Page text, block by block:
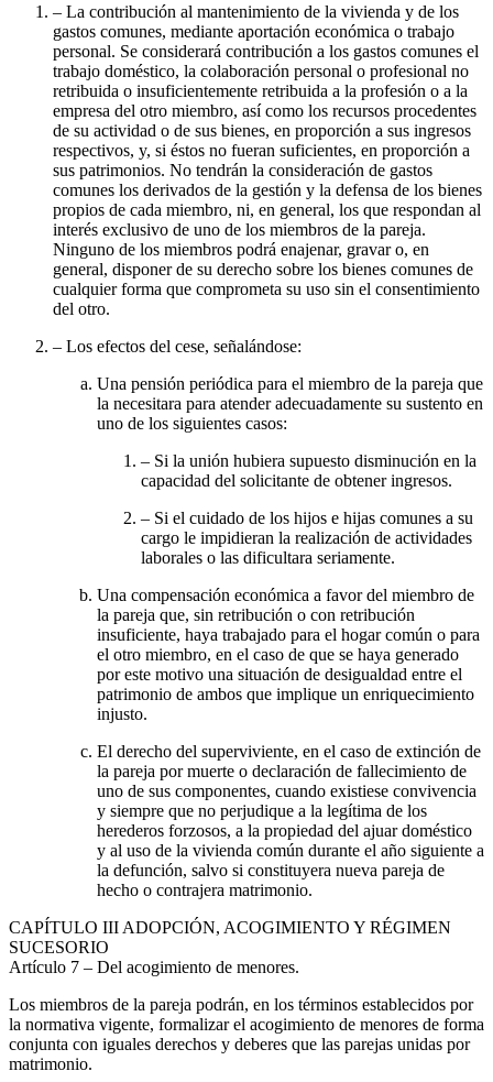
– La contribución al mantenimiento de la vivienda y de los
gastos comunes, mediante aportación económica o trabajo
personal. Se considerará contribución a los gastos comunes el
trabajo doméstico, la colaboración personal o profesional no
retribuida o insuficientemente retribuida a la profesión o a la
empresa del otro miembro, así como los recursos procedentes
de su actividad o de sus bienes, en proporción a sus ingresos
respectivos, y, si éstos no fueran suficientes, en proporción a
sus patrimonios. No tendrán la consideración de gastos
comunes los derivados de la gestión y la defensa de los bienes
propios de cada miembro, ni, en general, los que respondan al
interés exclusivo de uno de los miembros de la pareja.
Ninguno de los miembros podrá enajenar, gravar o, en
general, disponer de su derecho sobre los bienes comunes de
cualquier forma que comprometa su uso sin el consentimiento
del otro.
– Los efectos del cese, señalándose:
Una pensión periódica para el miembro de la pareja que
la necesitara para atender adecuadamente su sustento en
uno de los siguientes casos:
– Si la unión hubiera supuesto disminución en la
capacidad del solicitante de obtener ingresos.
– Si el cuidado de los hijos e hijas comunes a su
cargo le impidieran la realización de actividades
laborales o las dificultara seriamente.
Una compensación económica a favor del miembro de
la pareja que, sin retribución o con retribución
insuficiente, haya trabajado para el hogar común o para
el otro miembro, en el caso de que se haya generado
por este motivo una situación de desigualdad entre el
patrimonio de ambos que implique un enriquecimiento
injusto.
El derecho del superviviente, en el caso de extinción de
la pareja por muerte o declaración de fallecimiento de
uno de sus componentes, cuando existiese convivencia
y siempre que no perjudique a la legítima de los
herederos forzosos, a la propiedad del ajuar doméstico
y al uso de la vivienda común durante el año siguiente a
la defunción, salvo si constituyera nueva pareja de
hecho o contrajera matrimonio.
CAPÍTULO III ADOPCIÓN, ACOGIMIENTO Y RÉGIMEN
SUCESORIO
Artículo 7 – Del acogimiento de menores.
Los miembros de la pareja podrán, en los términos establecidos por
la normativa vigente, formalizar el acogimiento de menores de forma
conjunta con iguales derechos y deberes que las parejas unidas por
matrimonio.